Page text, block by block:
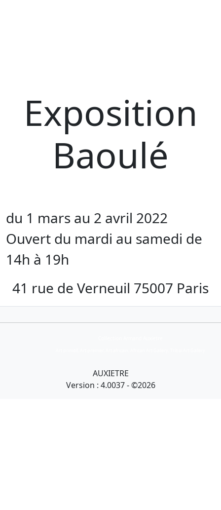
Exposition
Baoulé
du 1 mars au 2 avril 2022
Ouvert du mardi au samedi de
14h à 19h
41 rue de Verneuil 75007 Paris
AUXIETRE
Version : 4.0037 - ©2026